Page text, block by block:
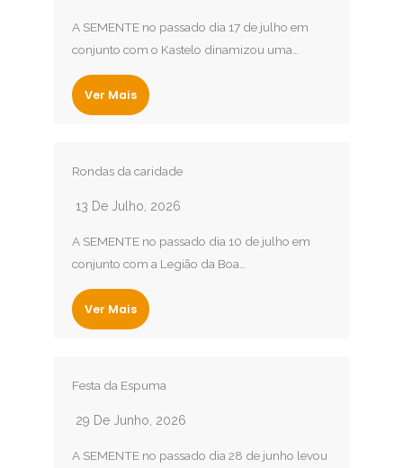
A SEMENTE no passado dia 17 de julho em
conjunto com o Kastelo dinamizou uma…
Ver Mais
Rondas da caridade
13 De Julho, 2026
A SEMENTE no passado dia 10 de julho em
conjunto com a Legião da Boa…
Ver Mais
Festa da Espuma
29 De Junho, 2026
A SEMENTE no passado dia 28 de junho levou